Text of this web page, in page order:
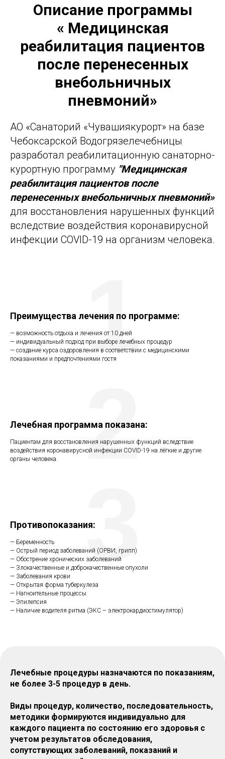
Описание программы
« Медицинская
реабилитация пациентов
после перенесенных
внебольничных
пневмоний»
АО «Санаторий «Чувашиякурорт» на базе
Чебоксарской Водогрязелечебницы
разработал реабилитационную санаторно-
курортную программу "Медицинская
реабилитация пациентов после
перенесенных внебольничных пневмоний»
для восстановления нарушенных функций
вследствие воздействия коронавирусной
инфекции COVID-19 на организм человека.
Преимущества лечения по программе:
— возможность отдыха и лечения от 10 дней
— индивидуальный подход при выборе лечебных процедур
— создание курса оздоровления в соответствии с медицинскими
показаниями и предпочтениями гостя
1
Лечебная программа показана:
Пациентам для восстановления нарушенных функций вследствие
воздействия коронавирусной инфекции COVID-19 на лёгкие и другие
органы человека.
2
Противопоказания:
— Беременность
— Острый период заболеваний (ОРВИ, грипп)
— Обострение хронических заболеваний
— Злокачественные и доброкачественные опухоли
— Заболевания крови
— Открытая форма туберкулеза
— Нагноительные процессы
— Эпилепсия
— Наличие водителя ритма (ЭКС – электрокардиостимулятор)
3
Лечебные процедуры назначаются по показаниям,
не более 3-5 процедур в день.
Виды процедур, количество, последовательность,
методики формируются индивидуально для
каждого пациента по состоянию его здоровья с
учетом результатов обследования,
сопутствующих заболеваний, показаний и